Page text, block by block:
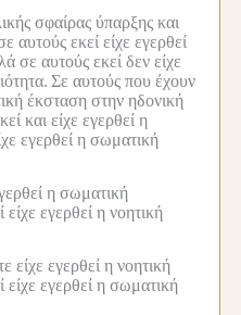
σφαίρας ύπαρξης και
αυτούς εκεί είχε εγερθεί
σε αυτούς εκεί δεν είχε
Σε αυτούς που έχουν
έκσταση στην ηδονική
και είχε εγερθεί η
εγερθεί η σωματική
η σωματική
εγερθεί η νοητική
εγερθεί η νοητική
είχε εγερθεί η σωματική